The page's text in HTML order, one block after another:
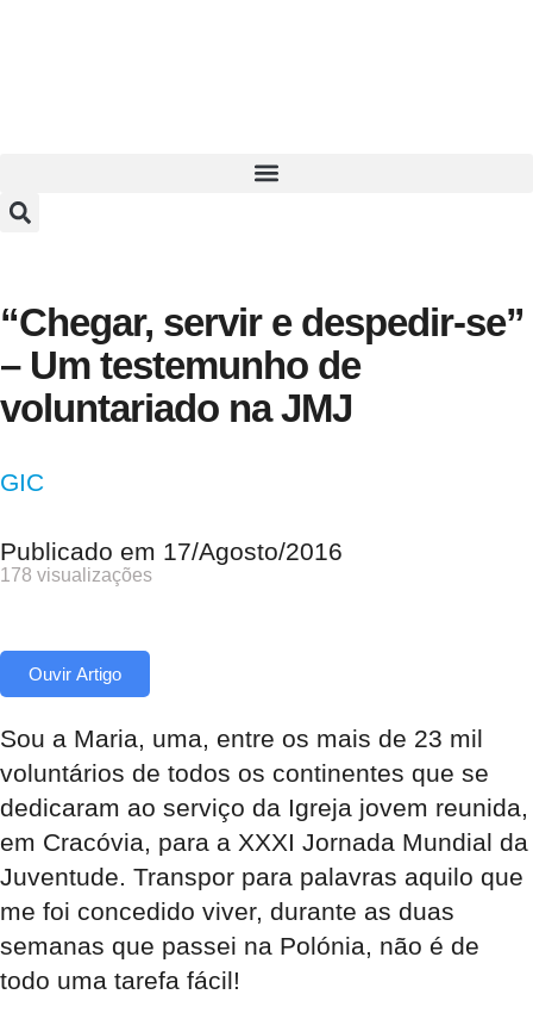
“Chegar, servir e despedir-se”
– Um testemunho de
voluntariado na JMJ
GIC
Publicado em 17/Agosto/2016
178 visualizações
Ouvir Artigo
Sou a Maria, uma, entre os mais de 23 mil
voluntários de todos os continentes que se
dedicaram ao serviço da Igreja jovem reunida,
em Cracóvia, para a XXXI Jornada Mundial da
Juventude. Transpor para palavras aquilo que
me foi concedido viver, durante as duas
semanas que passei na Polónia, não é de
todo uma tarefa fácil!